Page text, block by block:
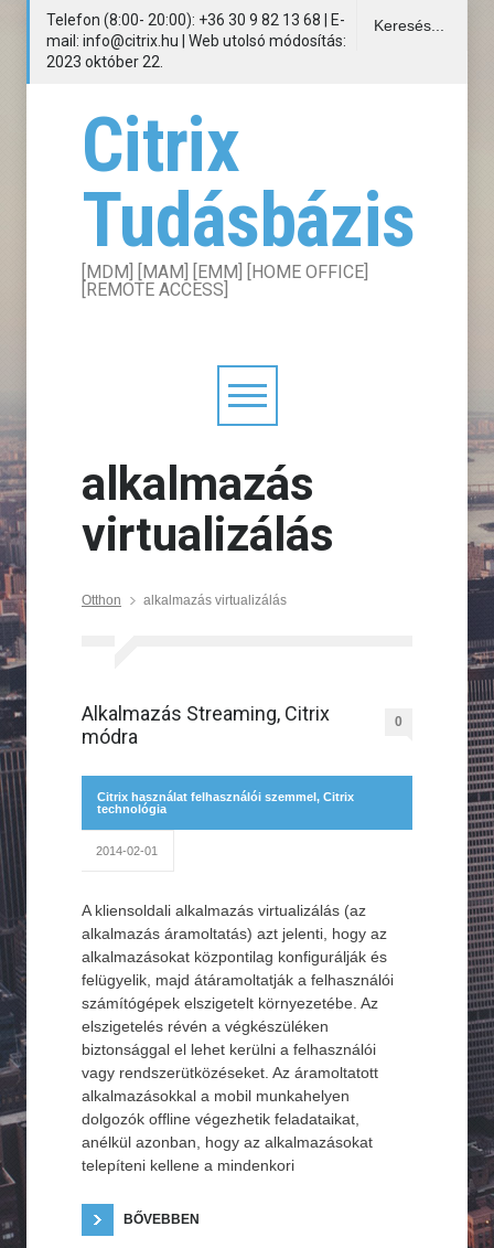
Telefon (8:00- 20:00): +36 30 9 82 13 68 | E-
mail: info@citrix.hu | Web utolsó módosítás:
2023 október 22.
Citrix
Tudásbázis
[MDM] [MAM] [EMM] [HOME OFFICE]
[REMOTE ACCESS]
alkalmazás
virtualizálás
Otthon alkalmazás virtualizálás
Alkalmazás Streaming, Citrix
módra
0
Citrix használat felhasználói szemmel, Citrix
technológia
2014-02-01
A kliensoldali alkalmazás virtualizálás (az
alkalmazás áramoltatás) azt jelenti, hogy az
alkalmazásokat központilag konfigurálják és
felügyelik, majd átáramoltatják a felhasználói
számítógépek elszigetelt környezetébe. Az
elszigetelés révén a végkészüléken
biztonsággal el lehet kerülni a felhasználói
vagy rendszerütközéseket. Az áramoltatott
alkalmazásokkal a mobil munkahelyen
dolgozók offline végezhetik feladataikat,
anélkül azonban, hogy az alkalmazásokat
telepíteni kellene a mindenkori
BŐVEBBEN